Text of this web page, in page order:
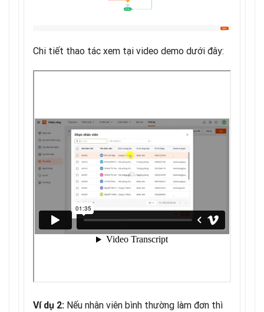
Chi tiết thao tác xem tại video demo dưới đây:
Ví dụ 2: Nếu nhân viên bình thường làm đơn thì